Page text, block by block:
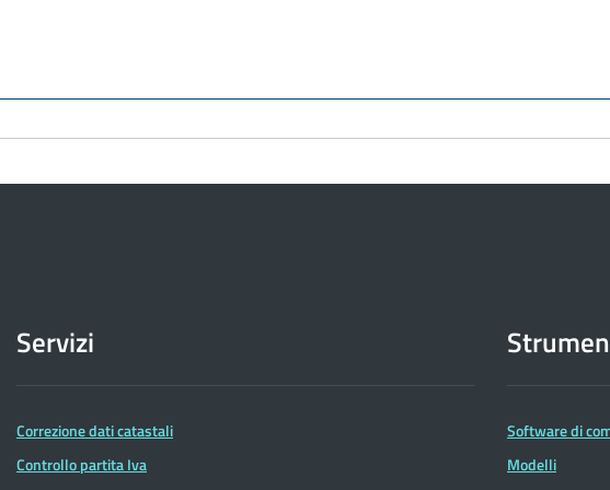
Servizi
Correzione dati catastali
Controllo partita Iva
Software di
Modelli